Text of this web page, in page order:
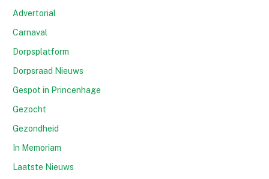
Advertorial
Carnaval
Dorpsplatform
Dorpsraad Nieuws
Gespot in Princenhage
Gezocht
Gezondheid
In Memoriam
Laatste Nieuws